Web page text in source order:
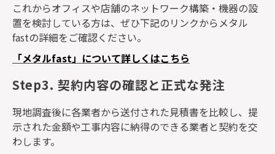
これからオフィスや店舗のネットワーク構築・機器の設
置を検討している方は、ぜひ下記のリンクからメタル
fastの詳細をご確認ください。
「メタルfast」について詳しくはこちら
Step3. 契約内容の確認と正式な発注
現地調査後に各業者から送付された見積書を比較し、提
示された金額や工事内容に納得のできる業者と契約を交
わします。